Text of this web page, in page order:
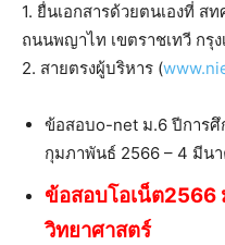
1. ยื่นเอกสารด้วยตนเองที่
ถนนพญาไท เขตราชเทวี กรุง
2. สายตรงผู้บริหาร (
ข้อสอบo-net ม.6 ปีการศึ
กุมภาพันธ์ 2566 – 4 มีน
ข้อสอบโอเน็ต2566
วิทยาศาสตร์